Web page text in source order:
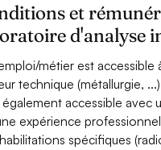
et
d'analyse
métier est accessible
technique (métallurgie,
également accessible avec
expérience
spécifiques